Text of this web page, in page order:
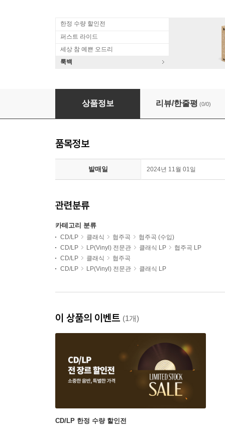
한정 수량 할인전
퍼스트 라이드
세상 참 예쁜 오드리
룩백
Chloe Chua 비발디: 사계 / 로카텔리: 바이
상품정보 리뷰/한줄평 (0/0)
품목정보
발매일 2024년 11월 01일
관련분류
카테고리 분류
CD/LP 클래식 협주곡
협주곡 (수입)
CD/LP
LP(Vinyl) 전문관 클래식 LP
협주곡 LP
CD/LP
클래식
협주곡
CD/LP
LP(Vinyl) 전문관 클래식 LP
이 상품의 이벤트 (1개)
CD/LP 한정 수량 할인전